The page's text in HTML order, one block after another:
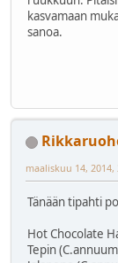
kasvamaan
sanoa.
maaliskuu 14, 2014,
Tänään tipahti
Hot Chocolate
Tepin